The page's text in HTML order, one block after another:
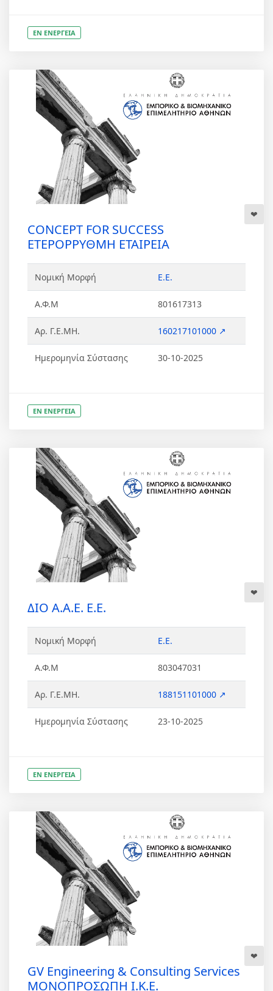
ΕΝ ΕΝΕΡΓΕΙΑ
CONCEPT FOR SUCCESS
ΕΤΕΡΟΡΡΥΘΜΗ ΕΤΑΙΡΕΙΑ
Νομική Μορφή Ε.Ε.
Α.Φ.Μ 801617313
Αρ. Γ.Ε.ΜΗ. 160217101000 ↗
Ημερομηνία Σύστασης 30-10-2025
ΕΝ ΕΝΕΡΓΕΙΑ
ΔΙΟ Α.Α.Ε. Ε.Ε.
Νομική Μορφή Ε.Ε.
Α.Φ.Μ 803047031
Αρ. Γ.Ε.ΜΗ. 188151101000 ↗
Ημερομηνία Σύστασης 23-10-2025
ΕΝ ΕΝΕΡΓΕΙΑ
GV Engineering & Consulting Services
ΜΟΝΟΠΡΟΣΩΠΗ Ι.Κ.Ε.